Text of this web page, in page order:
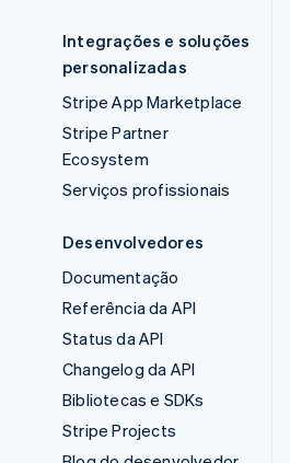
Integrações e soluções
personalizadas
Stripe App Marketplace
Stripe Partner
Ecosystem
Serviços profissionais
Desenvolvedores
Documentação
Referência da API
Status da API
Changelog da API
Bibliotecas e SDKs
Stripe Projects